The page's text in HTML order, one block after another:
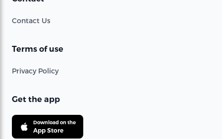
Contact Us
Terms of use
Privacy Policy
Get the app
Download on the
App Store